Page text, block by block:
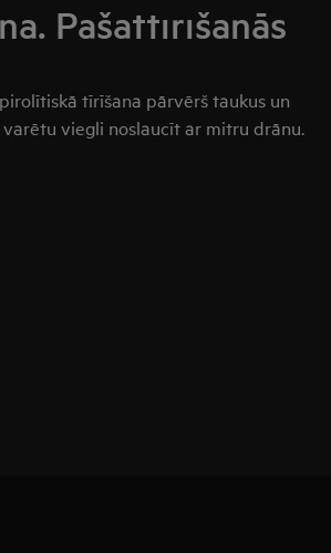
Pašattīrīšanās
tīrīšana pārvērš taukus un
viegli noslaucīt ar mitru drānu.